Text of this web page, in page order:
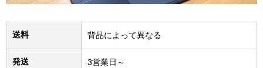
送料 背品によって異なる
発送 3営業日～